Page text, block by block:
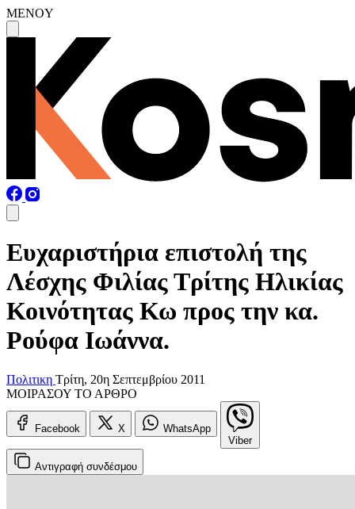
MENOY
Ευχαριστήρια επιστολή της
Λέσχης Φιλίας Τρίτης Ηλικίας
Κοινότητας Κω προς την κα.
Ρούφα Ιωάννα.
Πολιτικη Τρίτη, 20η Σεπτεμβρίου 2011
ΜΟΙΡΑΣΟΥ ΤΟ ΑΡΘΡΟ
Facebook X
WhatsApp
Viber
Αντιγραφή συνδέσμου